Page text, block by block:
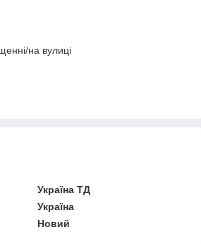
на вулиці
Україна ТД
Україна
Новий